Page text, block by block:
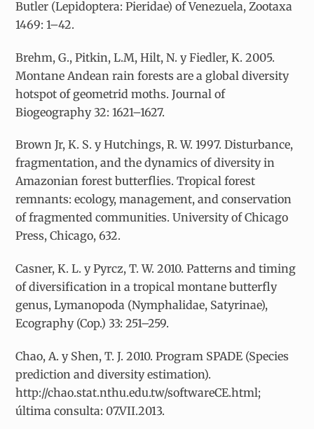
Butler (Lepidoptera: Pieridae) of Venezuela, Zootaxa
1469: 1–42.
Brehm, G., Pitkin, L.M, Hilt, N. y Fiedler, K. 2005.
Montane Andean rain forests are a global diversity
hotspot of geometrid moths. Journal of
Biogeography 32: 1621–1627.
Brown Jr, K. S. y Hutchings, R. W. 1997. Disturbance,
fragmentation, and the dynamics of diversity in
Amazonian forest butterflies. Tropical forest
remnants: ecology, management, and conservation
of fragmented communities. University of Chicago
Press, Chicago, 632.
Casner, K. L. y Pyrcz, T. W. 2010. Patterns and timing
of diversification in a tropical montane butterfly
genus, Lymanopoda (Nymphalidae, Satyrinae),
Ecography (Cop.) 33: 251–259.
Chao, A. y Shen, T. J. 2010. Program SPADE (Species
prediction and diversity estimation).
http://chao.stat.nthu.edu.tw/softwareCE.html;
última consulta: 07.VII.2013.